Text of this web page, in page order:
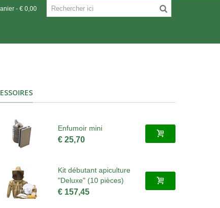
- € 0,00
Enfumoir mini
€ 25,70
Kit débutant apiculture
"Deluxe" (10 pièces)
€ 157,45